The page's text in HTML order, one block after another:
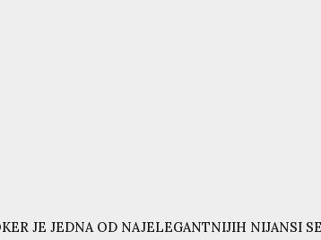
JE JEDNA OD NAJELEGANTNIJIH NIJANSI